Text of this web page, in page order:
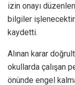
izin onayı
bilgiler
kaydetti.
Alınan karar
okullarda çalışan
önünde engel